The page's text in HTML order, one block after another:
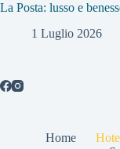
La Posta: lusso e
1 Luglio 2026
Home